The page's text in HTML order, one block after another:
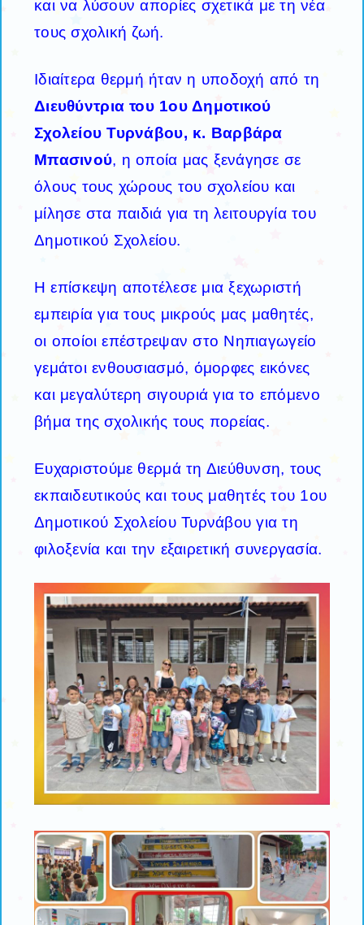
και να λύσουν απορίες σχετικά με τη νέα
τους σχολική ζωή.
Ιδιαίτερα θερμή ήταν η υποδοχή από τη
Διευθύντρια του 1ου Δημοτικού
Σχολείου Τυρνάβου, κ. Βαρβάρα
Μπασινού, η οποία μας ξενάγησε σε
όλους τους χώρους του σχολείου και
μίλησε στα παιδιά για τη λειτουργία του
Δημοτικού Σχολείου.
Η επίσκεψη αποτέλεσε μια ξεχωριστή
εμπειρία για τους μικρούς μας μαθητές,
οι οποίοι επέστρεψαν στο Νηπιαγωγείο
γεμάτοι ενθουσιασμό, όμορφες εικόνες
και μεγαλύτερη σιγουριά για το επόμενο
βήμα της σχολικής τους πορείας.
Ευχαριστούμε θερμά τη Διεύθυνση, τους
εκπαιδευτικούς και τους μαθητές του 1ου
Δημοτικού Σχολείου Τυρνάβου για τη
φιλοξενία και την εξαιρετική συνεργασία.